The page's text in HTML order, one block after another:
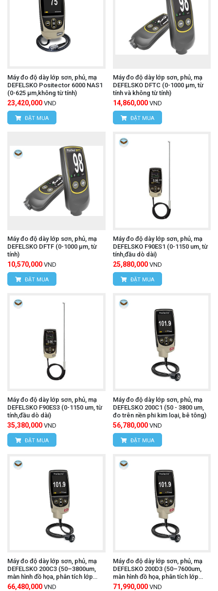
Máy đo độ dày lớp sơn, phủ, mạ
DEFELSKO Positector 6000 NAS1
(0-625 µm,không từ tính)
23,420,000 VND
ĐẶT MUA
Máy đo độ dày lớp sơn, phủ, mạ
DEFELSKO DFTC (0-1000 µm, từ
tính và không từ tính)
14,860,000 VND
ĐẶT MUA
Máy đo độ dày lớp sơn, phủ, mạ
DEFELSKO DFTF (0-1000 µm, từ
tính)
10,570,000 VND
ĐẶT MUA
Máy đo độ dày lớp sơn, phủ, mạ
DEFELSKO F90ES1 (0-1150 um, từ
tính,đầu dò dài)
25,880,000 VND
ĐẶT MUA
Máy đo độ dày lớp sơn, phủ, mạ
DEFELSKO F90ES3 (0-1150 um, từ
tính,đầu dò dài)
35,380,000 VND
ĐẶT MUA
Máy đo độ dày lớp sơn, phủ, mạ
DEFELSKO 200C1 (50 - 3800 um,
đo trên nền phi kim loại, bê tông)
56,780,000 VND
ĐẶT MUA
Máy đo độ dày lớp sơn, phủ, mạ
DEFELSKO 200C3 (50–3800um,
màn hình đồ họa, phân tích lớp
phủ)
66,480,000 VND
Máy đo độ dày lớp sơn, phủ, mạ
DEFELSKO 200D3 (50–7600um,
màn hình đồ họa, phân tích lớp
phủ)
71,990,000 VND